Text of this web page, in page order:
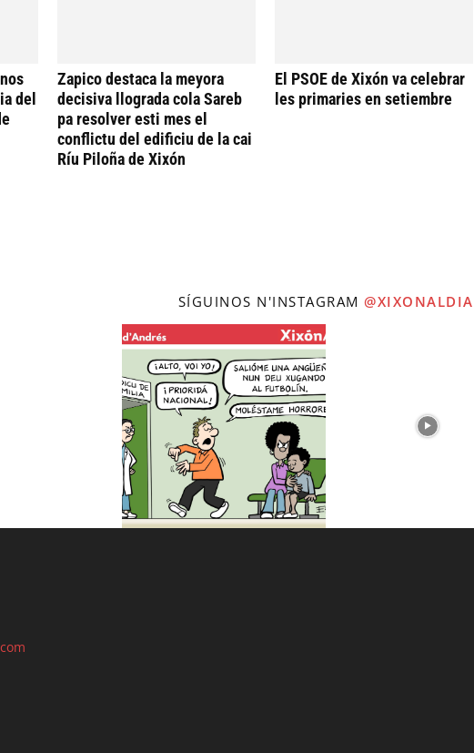
del
Zapico destaca la meyora
decisiva llograda cola Sareb
pa resolver esti mes el
conflictu del edificiu de la cai
Ríu Piloña de Xixón
El PSOE de Xixón va celebrar
les primaries en setiembre
SÍGUINOS N'INSTAGRAM @XIXONALDIA